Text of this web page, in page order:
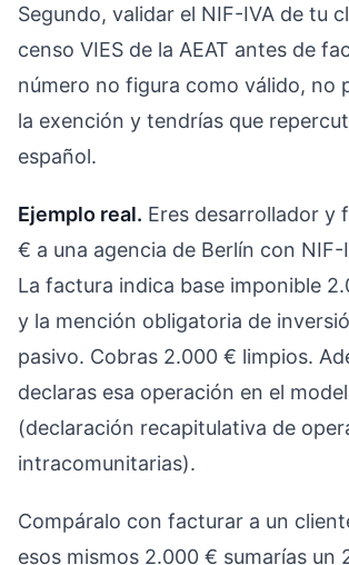
Segundo, validar el NIF-IVA de tu
censo VIES de la AEAT antes de
número no figura como válido, no
la exención y tendrías que
español.
Ejemplo real. Eres desarrollador y
€ a una agencia de Berlín con
La factura indica base imponible
y la mención obligatoria de
pasivo. Cobras 2.000 € limpios.
declaras esa operación en el
(declaración recapitulativa de
intracomunitarias).
Compáralo con facturar a un
esos mismos 2.000 € sumarías un